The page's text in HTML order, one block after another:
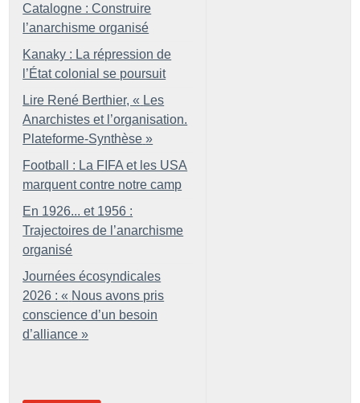
Catalogne : Construire
l’anarchisme organisé
Kanaky : La répression de
l’État colonial se poursuit
Lire René Berthier, « Les
Anarchistes et l’organisation.
Plateforme-Synthèse »
Football : La FIFA et les USA
marquent contre notre camp
En 1926... et 1956 :
Trajectoires de l’anarchisme
organisé
Journées écosyndicales
2026 : « Nous avons pris
conscience d’un besoin
d’alliance »